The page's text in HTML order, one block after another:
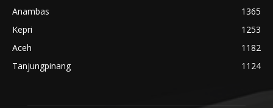
Anambas
1365
Kepri
1253
Aceh
1182
Tanjungpinang
1124